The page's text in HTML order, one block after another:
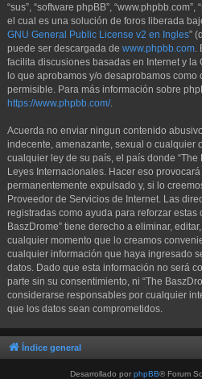
“sus”, “software phpBB”, “www.phpbb.com”,
el cual es una solución de foros liberada
GNU General Public License v2 en Ingles”
puede ser descargada de www.phpbb.com
facilita discusiones basadas en Internet y la
lo que aprobamos y/o desaprobamos como
permisible. Para más información sobre
https://www.phpbb.com/.
Acuerda no enviar ningun contenido
indecente, amenazante, sexual o cualquier
cualquier ley de su país, el país donde “The
Leyes Internacionales. Hacer eso
permanentemente expulsado y, si lo
Proveedor de Servicios de Internet. Las
registradas como ayuda para reforzar estas
BaszDrome” tiene derecho a eliminar,
cualquier momento que lo creamos
cualquier información que haya ingresado
datos. Dado que esta información no será
parte sin su consentimiento, ni “The
considerarse responsables por cualquier
que los datos sean comprometidos.
Índice general
Desarrollado por phpBB® Forum